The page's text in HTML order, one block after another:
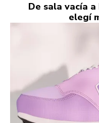
De sala vacía
elegí